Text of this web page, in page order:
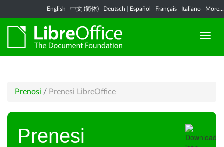
English 中文 (简体) Deutsch Español Français Italiano More...
Prenosi / Prenesi LibreOffice
Prenesi